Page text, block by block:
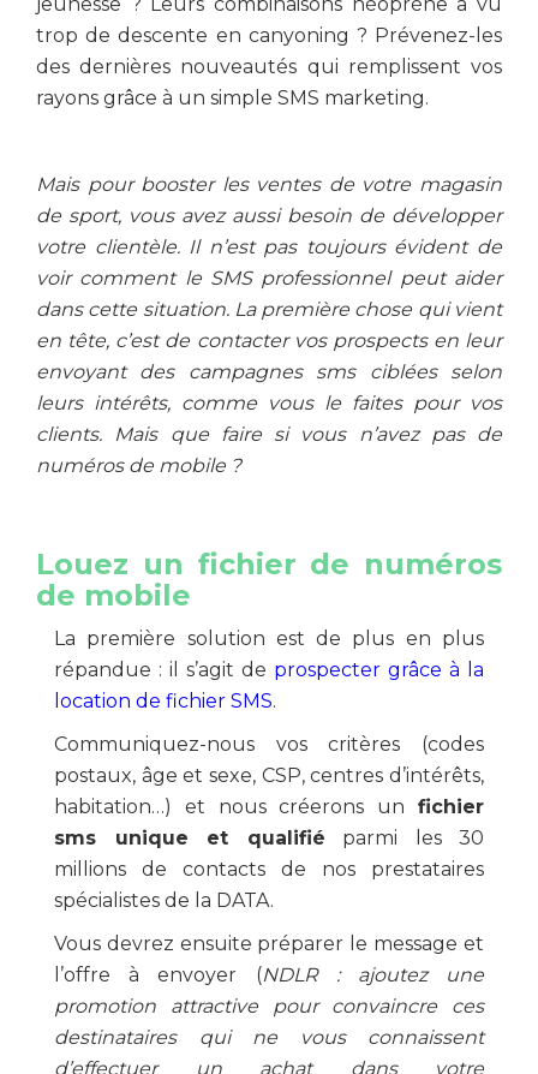
trop de descente en canyoning ? Prévenez-les
des dernières nouveautés qui remplissent vos
rayons grâce à un simple SMS marketing.
Mais pour booster les ventes de votre magasin
de sport, vous avez aussi besoin de développer
votre clientèle. Il n’est pas toujours évident de
voir comment le SMS professionnel peut aider
dans cette situation. La première chose qui vient
en tête, c’est de contacter vos prospects en leur
envoyant des campagnes sms ciblées selon
leurs intérêts, comme vous le faites pour vos
clients. Mais que faire si vous n’avez pas de
numéros de mobile ?
Louez un fichier de numéros
de mobile
La première solution est de plus en plus
répandue : il s’agit de prospecter grâce à la
location de fichier SMS.
Communiquez-nous vos critères (codes
postaux, âge et sexe, CSP, centres d’intérêts,
habitation…) et nous créerons un fichier
sms unique et qualifié parmi les 30
millions de contacts de nos prestataires
spécialistes de la DATA.
Vous devrez ensuite préparer le message et
l’offre à envoyer (NDLR : ajoutez une
promotion attractive pour convaincre ces
destinataires qui ne vous connaissent
d’effectuer un achat dans votre